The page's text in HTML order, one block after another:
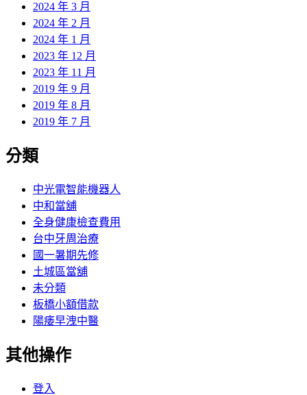
2024 年 3 月
2024 年 2 月
2024 年 1 月
2023 年 12 月
2023 年 11 月
2019 年 9 月
2019 年 8 月
2019 年 7 月
分類
中光電智能機器人
中和當舖
全身健康檢查費用
台中牙周治療
國一暑期先修
土城區當舖
未分類
板橋小額借款
陽痿早洩中醫
其他操作
登入